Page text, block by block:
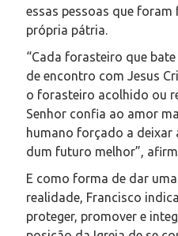
essas pessoas que
própria pátria.
“Cada forasteiro que
de encontro com Jesus
o forasteiro acolhido ou
Senhor confia ao amor
humano forçado a deixar
dum futuro melhor”,
E como forma de dar
realidade, Francisco
proteger, promover e